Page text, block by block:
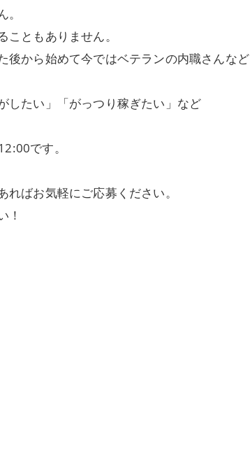
ともありません。
後から始めて今ではベテランの内職さんなど
したい」「がっつり稼ぎたい」など
です。
ばお気軽にご応募ください。
！